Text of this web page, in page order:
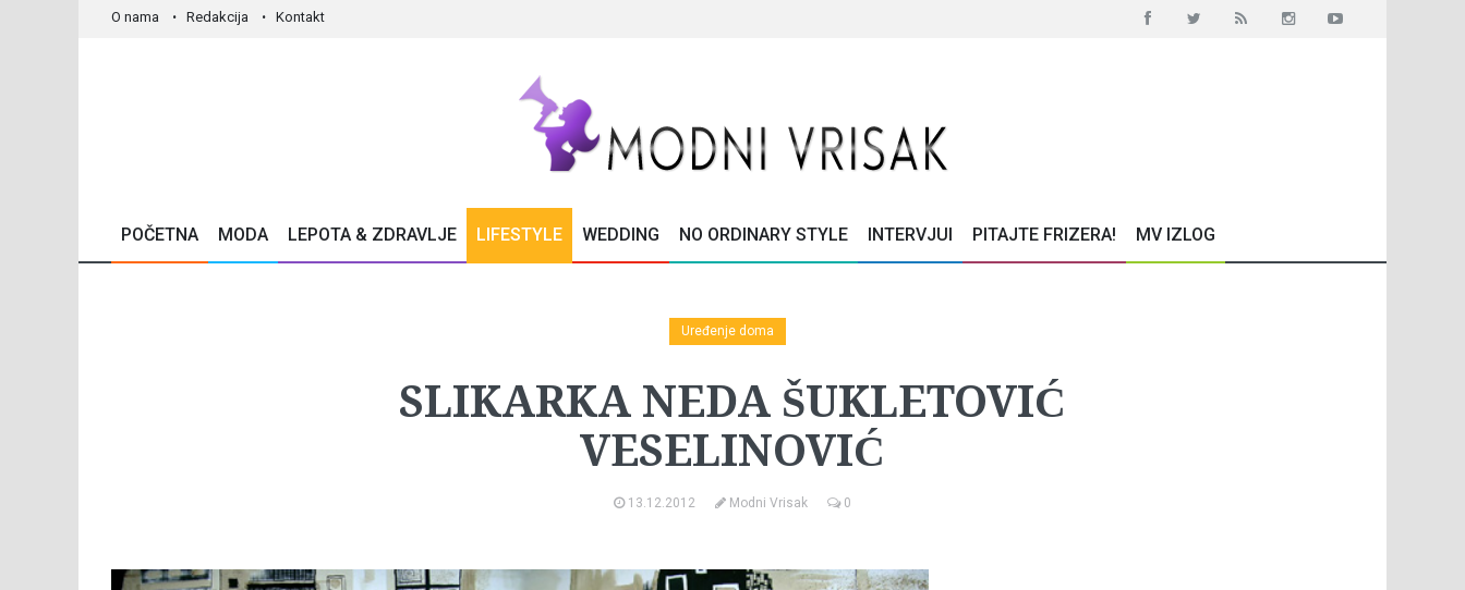
O nama Redakcija Kontakt
POČETNA MODA LEPOTA & ZDRAVLJE LIFESTYLE WEDDING NO ORDINARY STYLE INTERVJUI PITAJTE FRIZERA! MV IZLOG
Uređenje doma
SLIKARKA NEDA ŠUKLETOVIĆ
VESELINOVIĆ
13.12.2012 Modni Vrisak 0